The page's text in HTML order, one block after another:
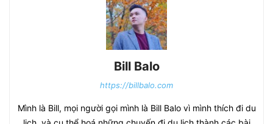
Bill Balo
https://billbalo.com
Mình là Bill, mọi người gọi mình là Bill Balo vì mình thích đi du